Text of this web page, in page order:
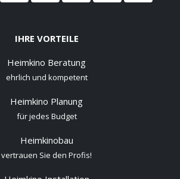
IHRE VORTEILE
Heimkino Beratung
ehrlich und kompetent
Heimkino Planung
für jedes Budget
Heimkinobau
vertrauen Sie den Profis!